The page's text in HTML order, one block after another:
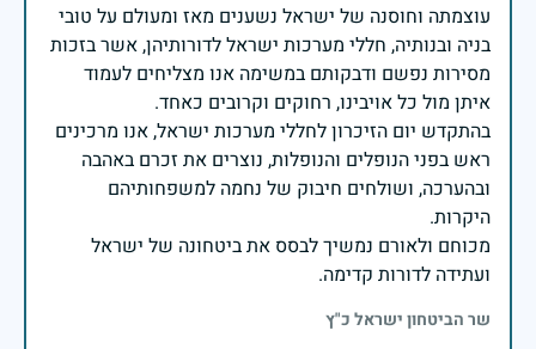
עוצמתה וחוסנה של ישראל נשענים מאז ומעולם על טובי
בניה ובנותיה, חללי מערכות ישראל לדורותיהן, אשר בזכות
מסירות נפשם ודבקותם במשימה אנו מצליחים לעמוד
בהתקדש יום הזיכרון לחללי מערכות ישראל, אנו מרכינים
ראש בפני הנופלים והנופלות, נוצרים את זכרם באהבה
ובהערכה, ושולחים חיבוק של נחמה למשפחותיהם
מכוחם ולאורם נמשיך לבסס את ביטחונה של ישראל
ועתידה לדורות קדימה.
שר הביטחון ישראל כ"ץ